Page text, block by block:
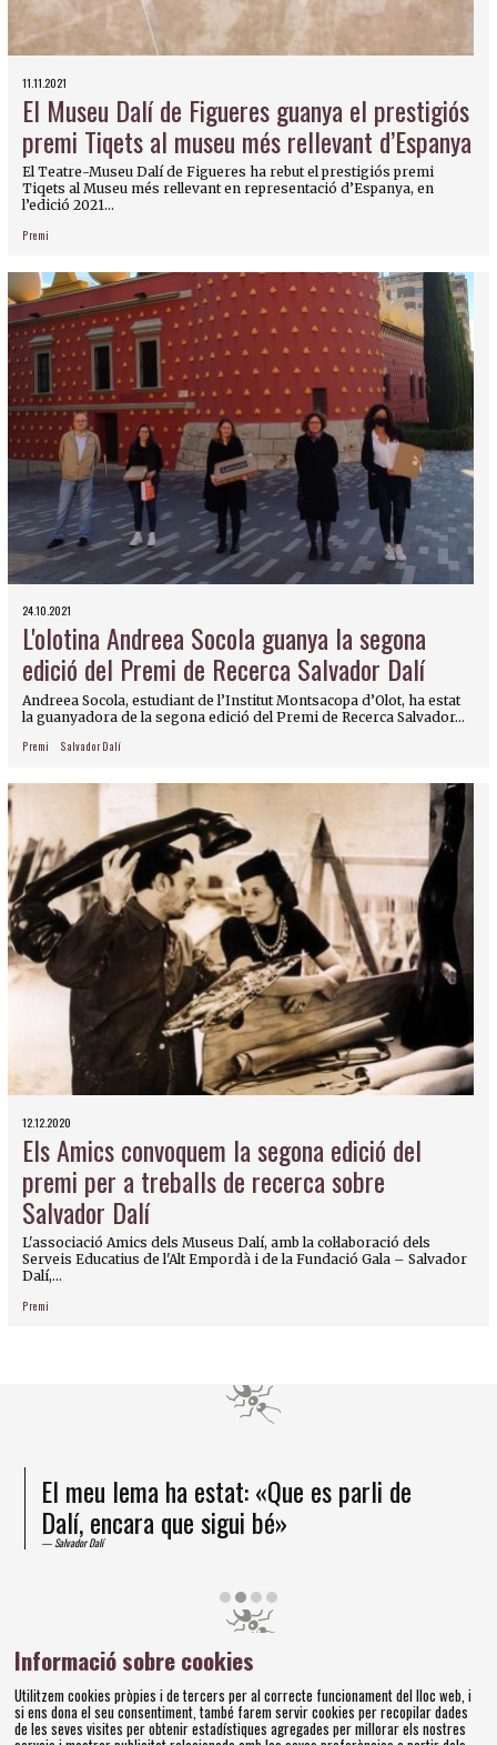
11.11.2021
El Museu Dalí de Figueres guanya el prestigiós
premi Tiqets al museu més rellevant d’Espanya
El Teatre-Museu Dalí de Figueres ha rebut el prestigiós premi
Tiqets al Museu més rellevant en representació d’Espanya, en
l’edició 2021...
Premi
24.10.2021
L'olotina Andreea Socola guanya la segona
edició del Premi de Recerca Salvador Dalí
Andreea Socola, estudiant de l’Institut Montsacopa d’Olot, ha estat
la guanyadora de la segona edició del Premi de Recerca Salvador...
Premi Salvador Dalí
12.12.2020
Els Amics convoquem la segona edició del
premi per a treballs de recerca sobre
Salvador Dalí
L'associació Amics dels Museus Dalí, amb la col·laboració dels
Serveis Educatius de l'Alt Empordà i de la Fundació Gala – Salvador
Dalí,...
Premi
El meu lema ha estat: «Que es parli de
Dalí, encara que sigui bé»
Salvador Dalí
Figueres
Tel. 972 677 520 |amics@fundaciodali.org
Informació sobre cookies
Utilitzem cookies pròpies i de tercers per al correcte funcionament del lloc web, i
si ens dona el seu consentiment, també farem servir cookies per recopilar dades
de les seves visites per obtenir estadístiques agregades per millorar els nostres